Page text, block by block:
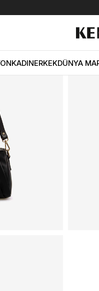
KADINERKEKDÜNYA
Çantası Kemal Tanca